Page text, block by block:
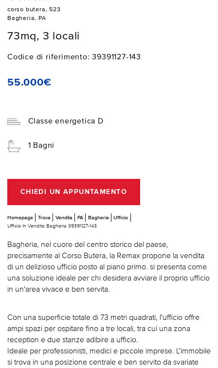
corso butera, 523
Bagheria, PA
73mq, 3 locali
Codice di riferimento: 39391127-143
55.000€
Classe energetica D
1 Bagni
CHIEDI UN APPUNTAMENTO
Homepage Trova Vendita PA Bagheria
Ufficio
Ufficio In Vendita Bagheria 39391127-143
Bagheria, nel cuore del centro storico del paese,
precisamente al Corso Butera, la Remax propone la vendita
di un delizioso ufficio posto al piano primo. si presenta come
una soluzione ideale per chi desidera avviare il proprio ufficio
in un'area vivace e ben servita.
Con una superficie totale di 73 metri quadrati, l'ufficio offre
ampi spazi per ospitare fino a tre locali, tra cui una zona
reception e due stanze adibire a ufficio.
Ideale per professionisti, medici e piccole imprese. L'immobile
si trova in una posizione centrale e ben servito da svariate